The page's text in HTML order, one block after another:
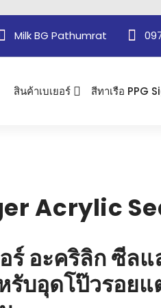
Milk BG Pathumrat
สินค้าเบเยอร์ สีทาเรือ PPG
Acrylic
อร์ อะคริลิก ซีล
รับอุดโป๊วรอย